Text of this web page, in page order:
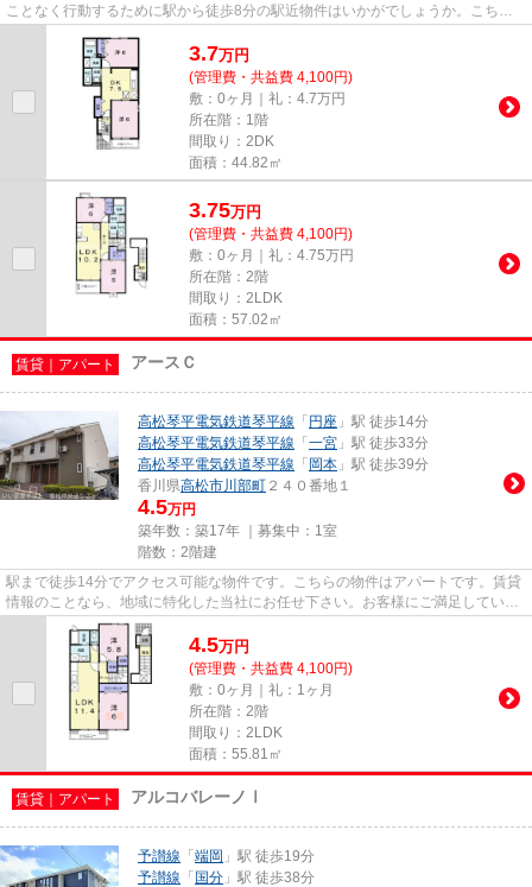
ことなく行動するために駅から徒歩8分の駅近物件はいかがでしょうか。こちら
3.7万円
(管理費・共益費 4,100円)
敷：0ヶ月｜礼：4.7万円
所在階：1階
間取り：2DK
面積：44.82㎡
3.75万円
(管理費・共益費 4,100円)
敷：0ヶ月｜礼：4.75万円
所在階：2階
間取り：2LDK
面積：57.02㎡
賃貸｜アパート アースＣ
高松琴平電気鉄道琴平線 「 円座 」駅 徒歩14分
高松琴平電気鉄道琴平線 「 一宮 」駅 徒歩33分
高松琴平電気鉄道琴平線 「 岡本 」駅 徒歩39分
香川県高松市川部町 ２４０番地１
4.5万円
築年数：築17年 ｜募集中： 1室
階数：2階建
駅まで徒歩14分でアクセス可能な物件です。こちらの物件はアパートです。賃貸
情報のことなら、地域に特化した当社にお任せ下さい。お客様にご満足していた
だけるよう、全力でサポート...
4.5万円
(管理費・共益費 4,100円)
敷：0ヶ月｜礼：1ヶ月
所在階：2階
間取り：2LDK
面積：55.81㎡
賃貸｜アパート アルコバレーノⅠ
予讃線 「 端岡 」駅 徒歩19分
予讃線 「 国分 」駅 徒歩38分